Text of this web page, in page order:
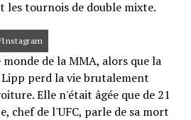
les tournois de double mixte.
de la MMA, alors que la
perd la vie brutalement
Elle n'était âgée que de 21
chef de l'UFC, parle de sa mort